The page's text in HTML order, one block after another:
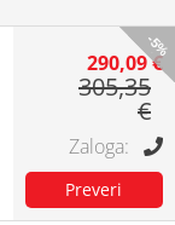
-5%
290,09 €
305,35
€